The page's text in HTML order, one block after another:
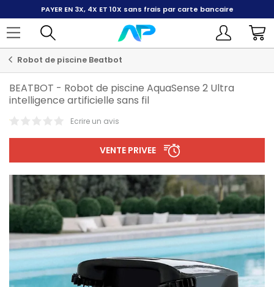
PAYER EN 3X, 4X ET 10X sans frais par carte bancaire
Robot de piscine Beatbot
BEATBOT - Robot de piscine AquaSense 2 Ultra
intelligence artificielle sans fil
Ecrire un avis
VENTE PRIVEE